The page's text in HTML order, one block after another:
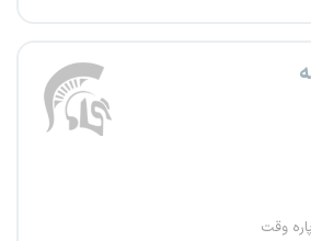
پاره وقت